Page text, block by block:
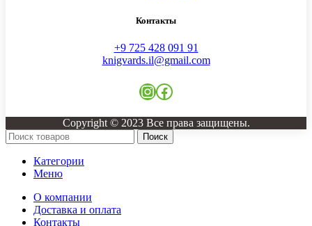
Контакты
+9 725 428 091 91
knigvards.il@gmail.com
Instagram
Facebook
Copyright © 2023 Все права защищены.
Поиск
Категории
Меню
О компании
Доставка и оплата
Контакты